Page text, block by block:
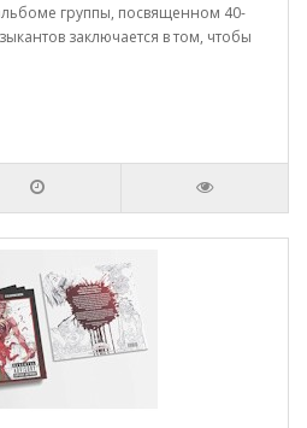
группы, посвященном 40-
заключается в том, чтобы